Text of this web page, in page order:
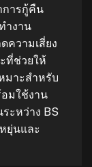
การกู้คืน
ำงาน
ความเสี่ยง
ที่ช่วยให้
มาะสำหรับ
มใช้งาน
ะหว่าง BS
ยุ่นและ